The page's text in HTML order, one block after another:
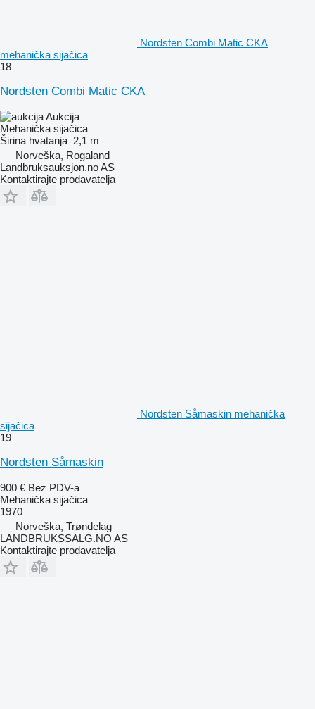
Nordsten Combi Matic CKA
mehanička sijačica
18
Nordsten Combi Matic CKA
Aukcija
Mehanička sijačica
Širina hvatanja 2,1 m
Norveška, Rogaland
Landbruksauksjon.no AS
Kontaktirajte prodavatelja
Nordsten Såmaskin mehanička
sijačica
19
Nordsten Såmaskin
900 € Bez PDV-a
Mehanička sijačica
1970
Norveška, Trøndelag
LANDBRUKSSALG.NO AS
Kontaktirajte prodavatelja